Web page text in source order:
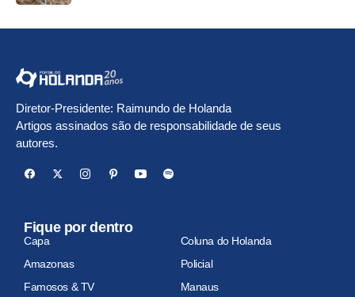
Diretor-Presidente: Raimundo de Holanda
Artigos assinados são de responsabilidade de seus
autores.
Fique por dentro
Capa
Coluna do Holanda
Amazonas
Policial
Famosos & TV
Manaus